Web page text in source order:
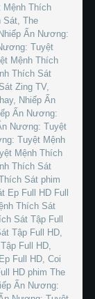
Mệnh Thích
Sát, The
Ấn Nương:
Tuyệt
Mệnh Thích
Thích Sát
Zing TV,
Nhiếp Ấn
Ấn Nương:
Nương: Tuyệt
Tuyệt Mệnh
Mệnh Thích
Thích Sát
Sát phim
Ep Full HD Full
Thích Sát
Sát Tập Full
Tập Full HD,
Full HD,
Full HD, Coi
HD phim The
Ấn Nương: